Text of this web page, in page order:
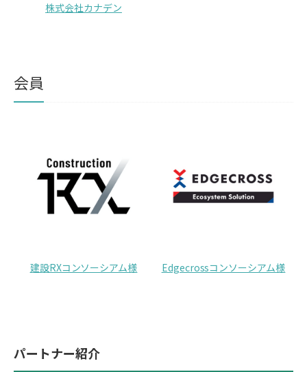
株式会社カナデン
会員
建設RXコンソーシアム様 Edgecrossコンソーシアム様
パートナー紹介